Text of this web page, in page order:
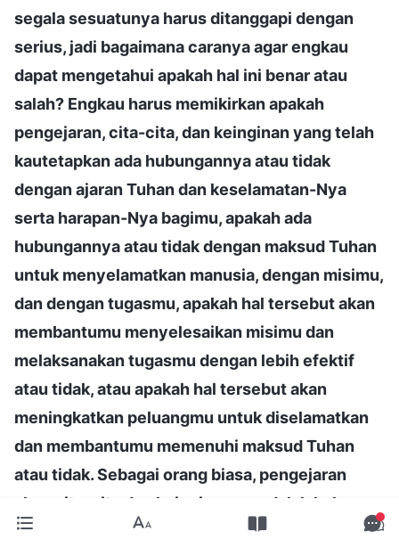
segala sesuatunya harus ditanggapi dengan
serius, jadi bagaimana caranya agar engkau
dapat mengetahui apakah hal ini benar atau
salah? Engkau harus memikirkan apakah
pengejaran, cita-cita, dan keinginan yang telah
kautetapkan ada hubungannya atau tidak
dengan ajaran Tuhan dan keselamatan-Nya
serta harapan-Nya bagimu, apakah ada
hubungannya atau tidak dengan maksud Tuhan
untuk menyelamatkan manusia, dengan misimu,
dan dengan tugasmu, apakah hal tersebut akan
membantumu menyelesaikan misimu dan
melaksanakan tugasmu dengan lebih efektif
atau tidak, atau apakah hal tersebut akan
meningkatkan peluangmu untuk diselamatkan
dan membantumu memenuhi maksud Tuhan
atau tidak. Sebagai orang biasa, pengejaran
akan cita-cita dan keinginanmu adalah hakmu,
tetapi ketika engkau mewujudkan cita-cita dan